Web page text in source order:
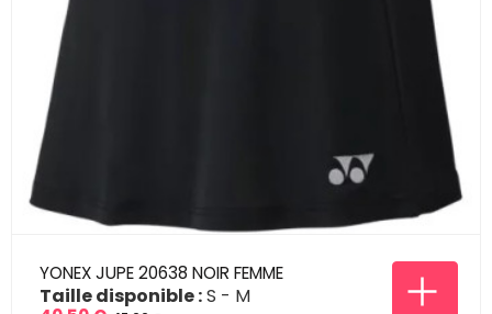
YONEX JUPE 20638 NOIR FEMME
Taille disponible :S
M